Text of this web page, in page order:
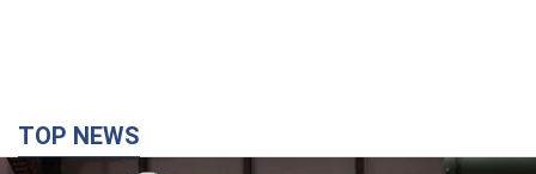
TOP NEWS